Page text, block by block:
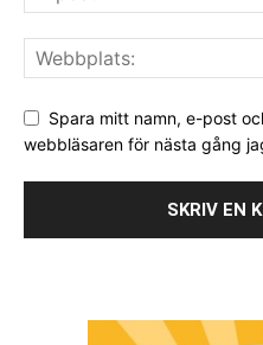
Spara mitt namn, e-post
webbläsaren för nästa gång